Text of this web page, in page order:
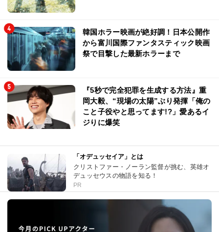
韓国ホラー映画が絶好調！日本公開作
から富川国際ファンタスティック映画
祭で目撃した最新ホラーまで
『5秒で完全犯罪を生成する方法』重
岡大毅、“現場の太陽”ぶり発揮「俺の
こと子役やと思ってます!?」愛あるイ
ジりに爆笑
「オデュッセイア」とは
クリストファー・ノーラン監督が挑む、英雄オ
デュッセウスの物語を知る！
PR